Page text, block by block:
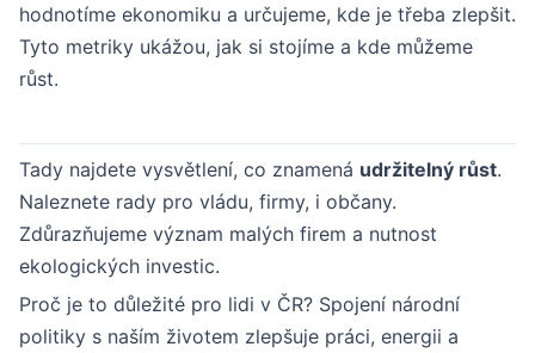
hodnotíme ekonomiku a určujeme, kde je třeba zlepšit.
Tyto metriky ukážou, jak si stojíme a kde můžeme
růst.
Tady najdete vysvětlení, co znamená udržitelný růst.
Naleznete rady pro vládu, firmy, i občany.
Zdůrazňujeme význam malých firem a nutnost
ekologických investic.
Proč je to důležité pro lidi v ČR? Spojení národní
politiky s naším životem zlepšuje práci, energii a